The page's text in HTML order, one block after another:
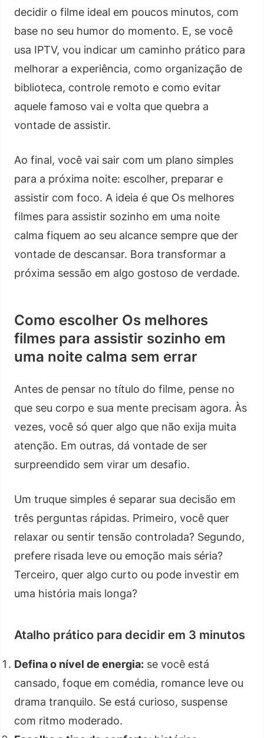
decidir o filme ideal em poucos minutos, com
base no seu humor do momento. E, se você
usa IPTV, vou indicar um caminho prático para
melhorar a experiência, como organização de
biblioteca, controle remoto e como evitar
aquele famoso vai e volta que quebra a
vontade de assistir.
Ao final, você vai sair com um plano simples
para a próxima noite: escolher, preparar e
assistir com foco. A ideia é que Os melhores
filmes para assistir sozinho em uma noite
calma fiquem ao seu alcance sempre que der
vontade de descansar. Bora transformar a
próxima sessão em algo gostoso de verdade.
Como escolher Os melhores
filmes para assistir sozinho em
uma noite calma sem errar
Antes de pensar no título do filme, pense no
que seu corpo e sua mente precisam agora. Às
vezes, você só quer algo que não exija muita
atenção. Em outras, dá vontade de ser
surpreendido sem virar um desafio.
Um truque simples é separar sua decisão em
três perguntas rápidas. Primeiro, você quer
relaxar ou sentir tensão controlada? Segundo,
prefere risada leve ou emoção mais séria?
Terceiro, quer algo curto ou pode investir em
uma história mais longa?
Atalho prático para decidir em 3 minutos
Defina o nível de energia: se você está
cansado, foque em comédia, romance leve ou
drama tranquilo. Se está curioso, suspense
com ritmo moderado.